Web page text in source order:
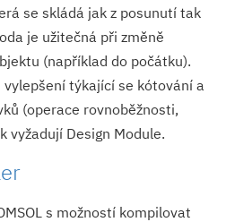
se skládá jak z posunutí tak
je užitečná při změně
(například do počátku).
vylepšení týkající se kótování a
(operace rovnoběžnosti,
vyžadují Design Module.
s možností kompilovat